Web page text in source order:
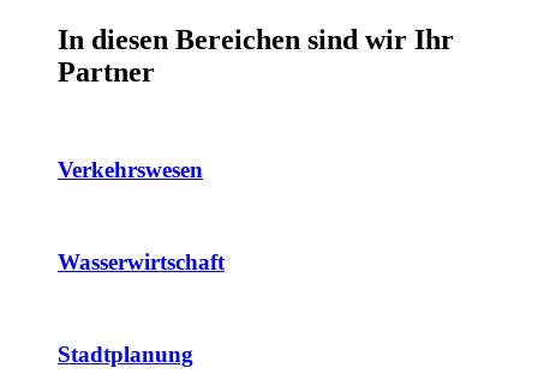
In diesen Bereichen sind wir Ihr
Partner
Verkehrswesen
Wasserwirtschaft
Stadtplanung